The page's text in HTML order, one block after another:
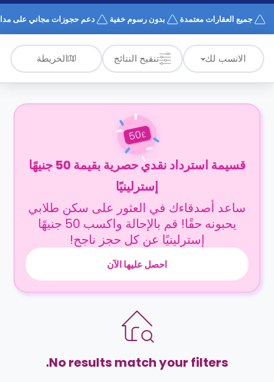
كيف
تعمل؟
الأسئلة
الشائعة
جميع العقارات معتمدة بدون رسوم خفية دعم حجوزات مجاني على مدار
الانسب لك تنقيح النتائج الخريطة
£
50
قسيمة استرداد نقدي حصرية بقيمة 50 جنيهًا
إسترلينيًا
ساعد أصدقاءك في العثور على سكن طلابي
يحبونه حقًا! قم بالإحالة واكسب 50 جنيهًا
إسترلينيًا عن كل حجز ناجح!
احصل عليها الآن
No results match your filters.